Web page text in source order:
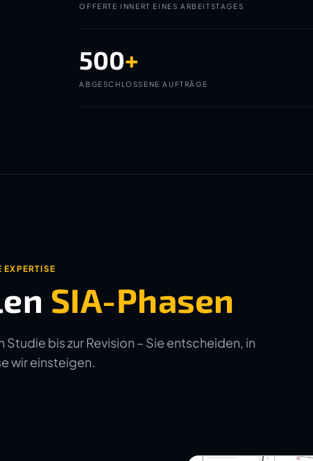
OFFERTE INNERT EINES ARBEITSTAGES
500+
ABGESCHLOSSENE AUFTRÄGE
EXPERTISE
SIA-Phasen
bis zur Revision – Sie entscheiden, in
wir einsteigen.